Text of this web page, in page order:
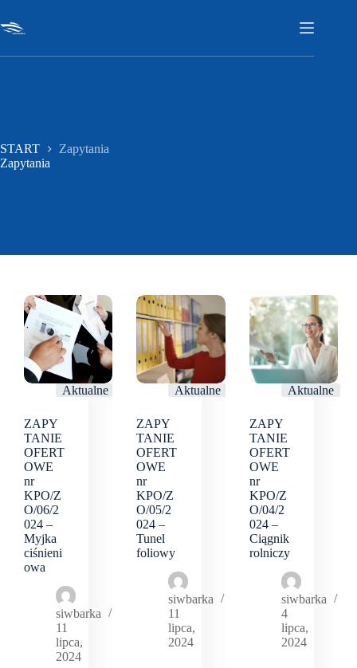
do
treści
START
Zapytania
Zapytania
Aktualne
ZAPY
TANIE
OFERT
OWE
nr
KPO/Z
O/06/2
024 –
Myjka
ciśnieni
owa
siwbarka
11
lipca,
2024
Aktualne
ZAPY
TANIE
OFERT
OWE
nr
KPO/Z
O/05/2
024 –
Tunel
foliowy
siwbarka
11
lipca,
2024
Aktualne
ZAPY
TANIE
OFERT
OWE
nr
KPO/Z
O/04/2
024 –
Ciągnik
rolniczy
siwbarka
4
lipca,
2024